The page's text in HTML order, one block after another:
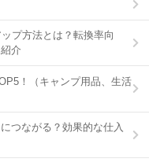
プ方法とは？転換率向
介
！（キャンプ用品、生活
つながる？効果的な仕入